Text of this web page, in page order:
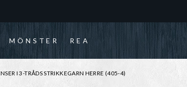
MÖNSTER REA
I 3-TRÅDS STRIKKEGARN HERRE (405-4)